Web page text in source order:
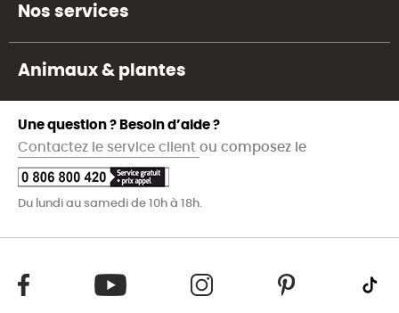
Nos services
Animaux & plantes
Une question ? Besoin d’aide ?
Contactez le service client ou composez le
Du lundi au samedi de 10h à 18h.